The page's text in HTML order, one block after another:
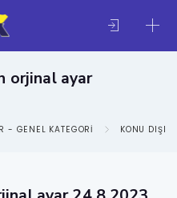
orjinal ayar
- GENEL KATEGORI KONU DIŞI